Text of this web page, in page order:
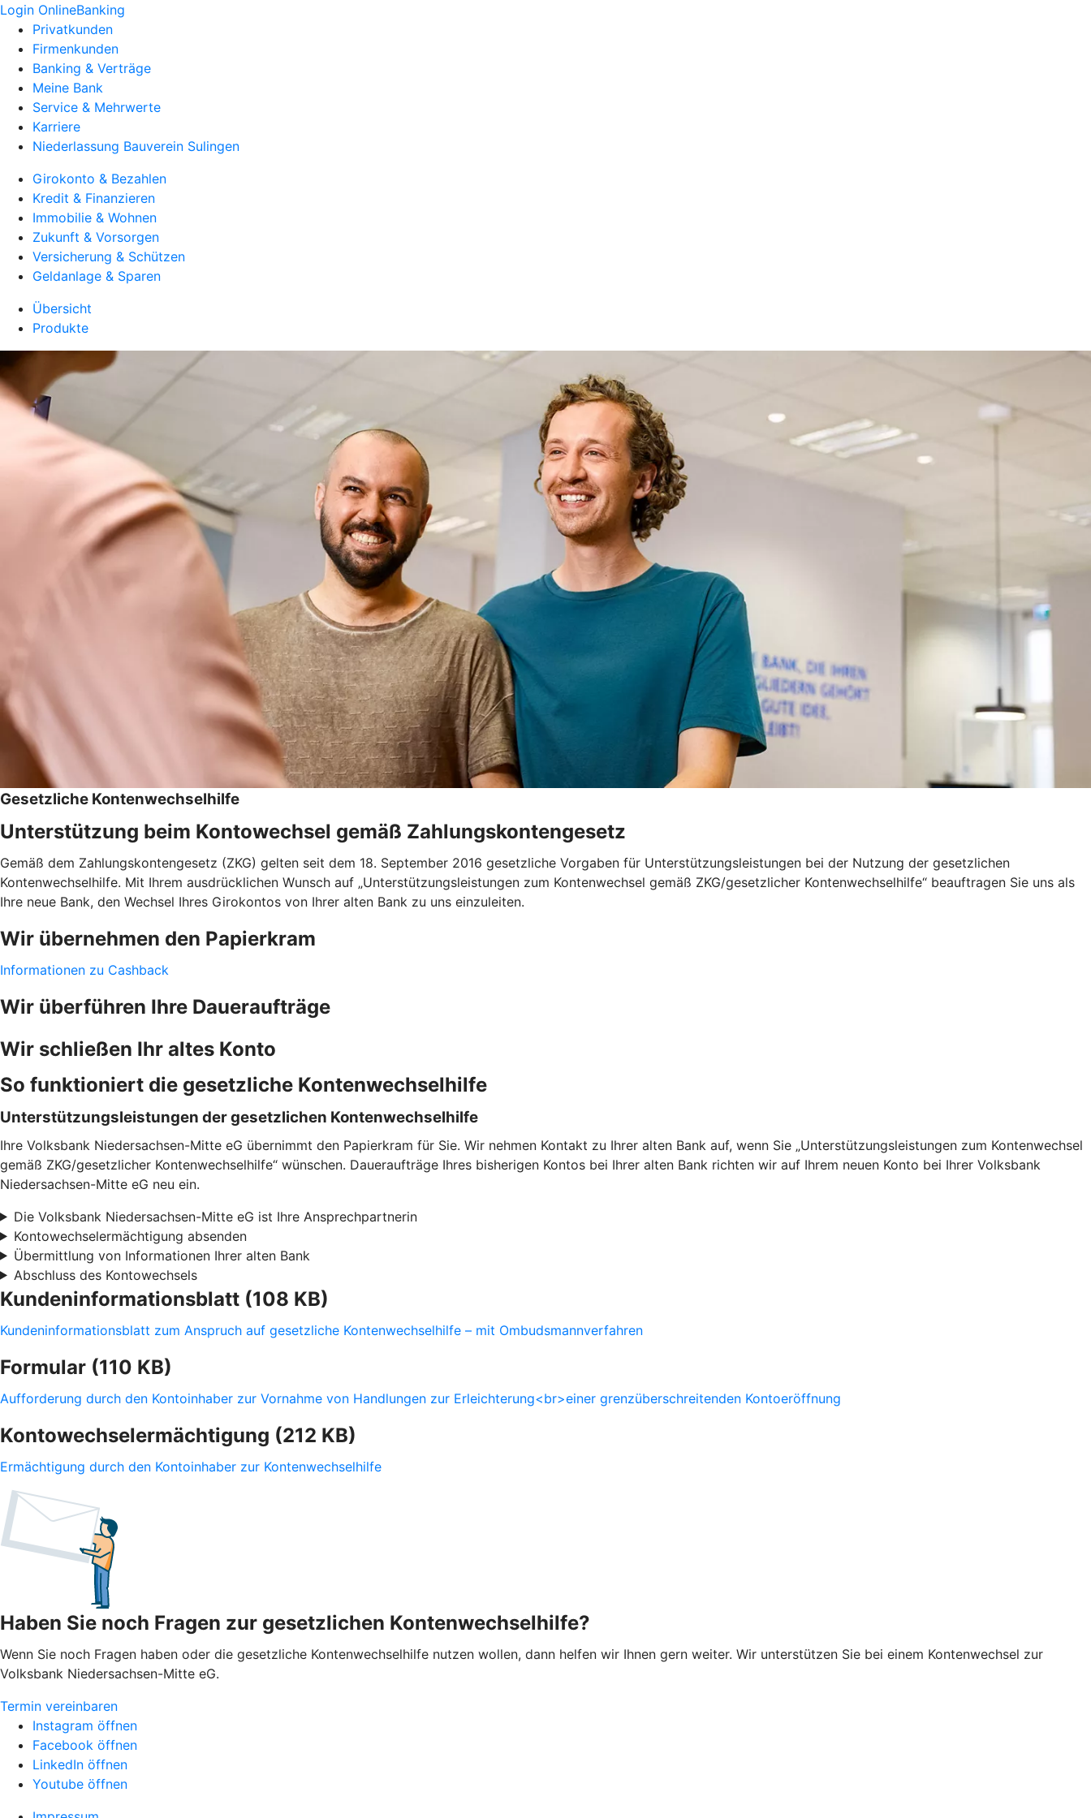
Login OnlineBanking
Privatkunden
Firmenkunden
Banking & Verträge
Meine Bank
Service & Mehrwerte
Karriere
Niederlassung Bauverein Sulingen
Girokonto & Bezahlen
Kredit & Finanzieren
Immobilie & Wohnen
Zukunft & Vorsorgen
Versicherung & Schützen
Geldanlage & Sparen
Übersicht
Produkte
Gesetzliche Kontenwechselhilfe
Unterstützung beim Kontowechsel gemäß Zahlungskontengesetz
Gemäß dem Zahlungskontengesetz (ZKG) gelten seit dem 18. September 2016 gesetzliche Vorgaben für Unterstützungsleistungen bei der Nutzung der gesetzlichen
Kontenwechselhilfe. Mit Ihrem ausdrücklichen Wunsch auf „Unterstützungsleistungen zum Kontenwechsel gemäß ZKG/gesetzlicher Kontenwechselhilfe“ beauftragen Sie uns als
Ihre neue Bank, den Wechsel Ihres Girokontos von Ihrer alten Bank zu uns einzuleiten.
Wir übernehmen den Papierkram
Informationen zu Cashback
Wir überführen Ihre Daueraufträge
Wir schließen Ihr altes Konto
So funktioniert die gesetzliche Kontenwechselhilfe
Unterstützungsleistungen der gesetzlichen Kontenwechselhilfe
Ihre Volksbank Niedersachsen-Mitte eG übernimmt den Papierkram für Sie. Wir nehmen Kontakt zu Ihrer alten Bank auf, wenn Sie „Unterstützungsleistungen zum Kontenwechsel
gemäß ZKG/gesetzlicher Kontenwechselhilfe“ wünschen. Daueraufträge Ihres bisherigen Kontos bei Ihrer alten Bank richten wir auf Ihrem neuen Konto bei Ihrer Volksbank
Niedersachsen-Mitte eG neu ein.
Die Volksbank Niedersachsen-Mitte eG ist Ihre Ansprechpartnerin
Kontowechselermächtigung absenden
Übermittlung von Informationen Ihrer alten Bank
Abschluss des Kontowechsels
Kundeninformationsblatt (108 KB)
Kundeninformationsblatt zum Anspruch auf gesetzliche Kontenwechselhilfe – mit Ombudsmannverfahren
Formular (110 KB)
Aufforderung durch den Kontoinhaber zur Vornahme von Handlungen zur Erleichterung<br>einer grenzüberschreitenden Kontoeröffnung
Kontowechselermächtigung (212 KB)
Ermächtigung durch den Kontoinhaber zur Kontenwechselhilfe
Haben Sie noch Fragen zur gesetzlichen Kontenwechselhilfe?
Wenn Sie noch Fragen haben oder die gesetzliche Kontenwechselhilfe nutzen wollen, dann helfen wir Ihnen gern weiter. Wir unterstützen Sie bei einem Kontenwechsel zur
Volksbank Niedersachsen-Mitte eG.
Termin vereinbaren
Instagram öffnen
Facebook öffnen
LinkedIn öffnen
Youtube öffnen